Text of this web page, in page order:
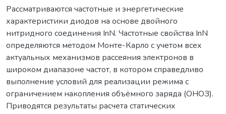
Рассматриваются частотные и энергетические
характеристики диодов на основе двойного
нитридного соединения InN. Частотные свойства InN
определяются методом Монте-Карло с учетом всех
актуальных механизмов рассеяния электронов в
широком диапазоне частот, в котором справедливо
выполнение условий для реализации режима с
ограничением накопления объёмного заряда (ОНОЗ).
Приводятся результаты расчета статических